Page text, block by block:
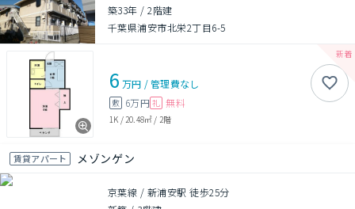
築33年 /2階建
千葉県浦安市北栄2丁目6-5
6 万円 /管理費なし
敷 6万円 礼 無料
1K / 20.48㎡ / 2階
賃貸アパート メゾンゲン
京葉線 / 新浦安駅 徒歩25分